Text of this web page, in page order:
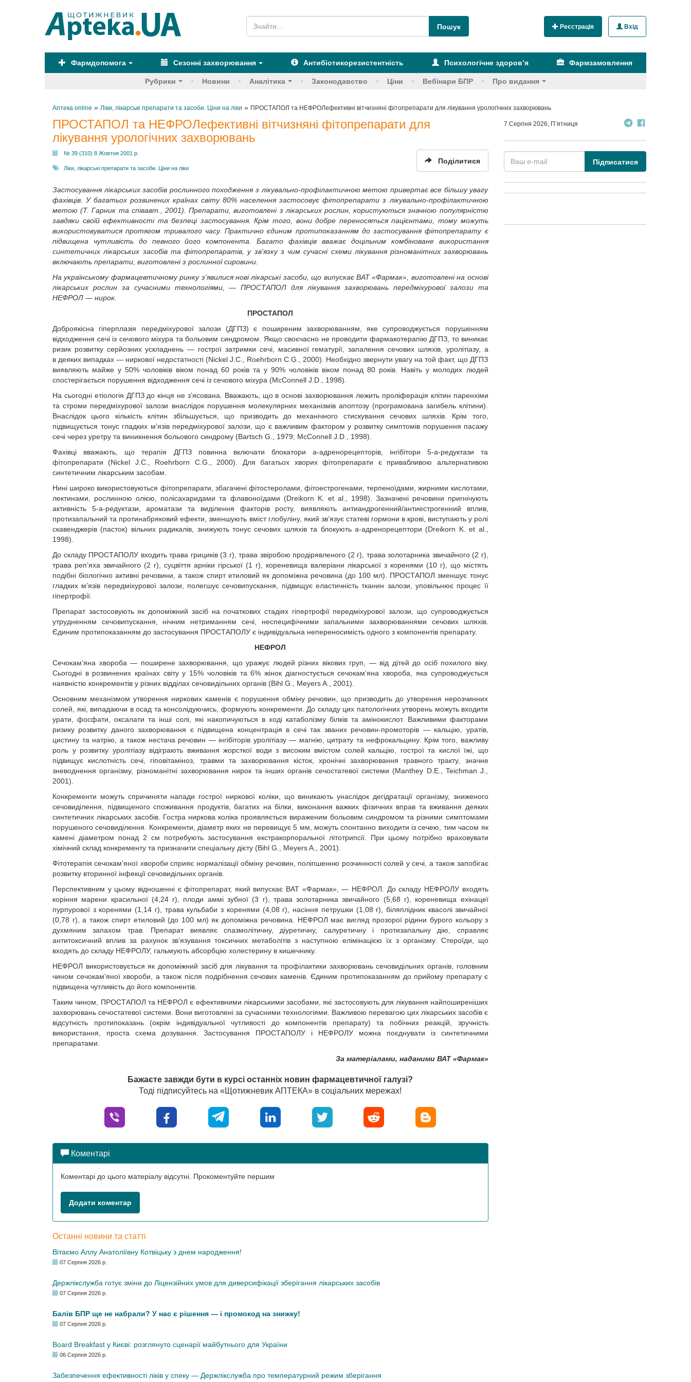
Реєстрація Вхід
Фармдопомога Сезонні захворювання Антибіотикорезистентність Психологічне здоров’я Фармзамовлення
Рубрики Новини Аналітика Законодавство Ціни Вебінари БПР Про видання
Аптека online » Ліки, лікарські препарати та засоби. Ціни на ліки » ПРОСТАПОЛ та НЕФРОЛефективні вітчизняні фітопрепарати для лікування урологічних захворювань
ПРОСТАПОЛ та НЕФРОЛефективні вітчизняні фітопрепарати для
лікування урологічних захворювань
№ 39 (310) 8 Жовтня 2001 р.
Ліки, лікарські препарати та засоби. Ціни на ліки
Поділитися
Застосування лікарських засобів рослинного походження з лікувально-профілактичною метою привертає все більшу увагу
фахівців. У багатьох розвинених країнах світу 80% населення застосовує фітопрепарати з лікувально-профілактичною
метою (Т. Гарник та співавт., 2001). Препарати, виготовлені з лікарських рослин, користуються значною популярністю
завдяки своїй ефективності та безпеці застосування. Крім того, вони добре переносяться пацієнтами, тому можуть
використовуватися протягом тривалого часу. Практично єдиним протипоказанням до застосування фітопрепарату є
підвищена чутливість до певного його компонента. Багато фахівців вважає доцільним комбіноване використання
синтетичних лікарських засобів та фітопрепаратів, у зв’язку з чим сучасні схеми лікування різноманітних захворювань
включають препарати, виготовлені з рослинної сировини.
На українському фармацевтичному ринку з’явилися нові лікарські засоби, що випускає ВАТ «Фармак», виготовлені на основі
лікарських рослин за сучасними технологіями, — ПРОСТАПОЛ для лікування захворювань передміхурової залози та
НЕФРОЛ — нирок.
ПРОСТАПОЛ
Доброякісна гіперплазія передміхурової залози (ДГПЗ) є поширеним захворюванням, яке супроводжується порушенням
відходження сечі із сечового міхура та больовим синдромом. Якщо своєчасно не проводити фармакотерапію ДГПЗ, то виникає
ризик розвитку серйозних ускладнень — гострої затримки сечі, масивної гематурії, запалення сечових шляхів, уролітіазу, а
в деяких випадках — ниркової недостатності (Nickel J.C., Roehrborn C.G., 2000). Необхідно звернути увагу на той факт, що ДГПЗ
виявляють майже у 50% чоловіків віком понад 60 років та у 90% чоловіків віком понад 80 років. Навіть у молодих людей
спостерігається порушення відходження сечі із сечового міхура (McConnell J.D., 1998).
На сьогодні етіологія ДГПЗ до кінця не з’ясована. Вважають, що в основі захворювання лежить проліферація клітин паренхіми
та строми передміхурової залози внаслідок порушення молекулярних механізмів апоптозу (програмована загибель клітини).
Внаслідок цього кількість клітин збільшується, що призводить до механічного стискування сечових шляхів. Крім того,
підвищується тонус гладких м’язів передміхурової залози, що є важливим фактором у розвитку симптомів порушення пасажу
сечі через уретру та виникнення больового синдрому (Bartsch G., 1979; McConnell J.D., 1998).
Фахівці вважають, що терапія ДГПЗ повинна включати блокатори a-адренорецепторів, інгібітори 5-a-редуктази та
фітопрепарати (Nickel J.C., Roehrborn C.G., 2000). Для багатьох хворих фітопрепарати є привабливою альтернативою
синтетичним лікарським засобам.
Нині широко використовуються фітопрепарати, збагачені фітостеролами, фітоестрогенами, терпеноїдами, жирними кислотами,
лектинами, рослинною олією, полісахаридами та флавоноїдами (Dreikorn K. et al., 1998). Зазначені речовини пригнічують
активність 5-a-редуктази, ароматази та виділення факторів росту, виявляють антиандрогенний/антиестрогенний вплив,
протизапальний та протинабряковий ефекти, зменшують вміст глобуліну, який зв’язує статеві гормони в крові, виступають у ролі
скавенджерів (пасток) вільних радикалів, знижують тонус сечових шляхів та блокують a-адренорецептори (Dreikorn K. et al.,
1998).
До складу ПРОСТАПОЛУ входить трава грициків (3 г), трава звіробою продірявленого (2 г), трава золотарника звичайного (2 г),
трава реп’яха звичайного (2 г), суцвіття арніки гірської (1 г), кореневища валеріани лікарської з коренями (10 г), що містять
подібні біологічно активні речовини, а також спирт етиловий як допоміжна речовина (до 100 мл). ПРОСТАПОЛ зменшує тонус
гладких м’язів передміхурової залози, полегшує сечовипускання, підвищує еластичність тканин залози, уповільнює процес її
гіпертрофії.
Препарат застосовують як допоміжний засіб на початкових стадіях гіпертрофії передміхурової залози, що супроводжується
утрудненням сечовипускання, нічним нетриманням сечі, неспецифічними запальними захворюваннями сечових шляхів.
Єдиним протипоказанням до застосування ПРОСТАПОЛУ є індивідуальна непереносимість одного з компонентів препарату.
НЕФРОЛ
Сечокам’яна хвороба — поширене захворювання, що уражує людей різних вікових груп, — від дітей до осіб похилого віку.
Сьогодні в розвинених країнах світу у 15% чоловіків та 6% жінок діагностується сечокам’яна хвороба, яка супроводжується
наявністю конкрементів у різних відділах сечовидільних органів (Bihl G., Meyers A., 2001).
Основним механізмом утворення ниркових каменів є порушення обміну речовин, що призводить до утворення нерозчинних
солей, які, випадаючи в осад та консолідуючись, формують конкременти. До складу цих патологічних утворень можуть входити
урати, фосфати, оксалати та інші солі, які накопичуються в ході катаболізму білків та амінокислот. Важливими факторами
ризику розвитку даного захворювання є підвищена концентрація в сечі так званих речовин-промоторів — кальцію, уратів,
цистину та натрію, а також нестача речовин — інгібіторів уролітіазу — магнію, цитрату та нефрокальцину. Крім того, важливу
роль у розвитку уролітіазу відіграють вживання жорсткої води з високим вмістом солей кальцію, гострої та кислої їжі, що
підвищує кислотність сечі, гіповітаміноз, травми та захворювання кісток, хронічні захворювання травного тракту, значне
зневоднення організму, різноманітні захворювання нирок та інших органів сечостатевої системи (Manthey D.E., Teichman J.,
2001).
Конкременти можуть спричиняти напади гострої ниркової коліки, що виникають унаслідок дегідратації організму, зниженого
сечовиділення, підвищеного споживання продуктів, багатих на білки, виконання важких фізичних вправ та вживання деяких
синтетичних лікарських засобів. Гостра ниркова коліка проявляється вираженим больовим синдромом та різними симптомами
порушеного сечовиділення. Конкременти, діаметр яких не перевищує 5 мм, можуть спонтанно виходити із сечею, тим часом як
камені діаметром понад 2 см потребують застосування екстракорпоральної літотрипсії. При цьому потрібно враховувати
хімічний склад конкременту та призначити спеціальну дієту (Bihl G., Meyers A., 2001).
Фітотерапія сечокам’яної хвороби сприяє нормалізації обміну речовин, поліпшенню розчинності солей у сечі, а також запобігає
розвитку вторинної інфекції сечовидільних органів.
Перспективним у цьому відношенні є фітопрепарат, який випускає ВАТ «Фармак», — НЕФРОЛ. До складу НЕФРОЛУ входять
коріння марени красильної (4,24 г), плоди аммі зубної (3 г), трава золотарника звичайного (5,68 г), кореневища ехінацеї
пурпурової з коренями (1,14 г), трава кульбаби з коренями (4,08 г), насіння петрушки (1,08 г), біляплідник квасолі звичайної
(0,78 г), а також спирт етиловий (до 100 мл) як допоміжна речовина. НЕФРОЛ має вигляд прозорої рідини бурого кольору з
духмяним запахом трав. Препарат виявляє спазмолітичну, діуретичну, салуретичну і протизапальну дію, справляє
антитоксичний вплив за рахунок зв’язування токсичних метаболітів з наступною елімінацією їх з організму. Стероїди, що
входять до складу НЕФРОЛУ, гальмують абсорбцію холестерину в кишечнику.
НЕФРОЛ використовується як допоміжний засіб для лікування та профілактики захворювань сечовидільних органів, головним
чином сечокам’яної хвороби, а також після подрібнення сечових каменів. Єдиним протипоказанням до прийому препарату є
підвищена чутливість до його компонентів.
Таким чином, ПРОСТАПОЛ та НЕФРОЛ є ефективними лікарськими засобами, які застосовують для лікування найпоширеніших
захворювань сечостатевої системи. Вони виготовлені за сучасними технологіями. Важливою перевагою цих лікарських засобів є
відсутність протипоказань (окрім індивідуальної чутливості до компонентів препарату) та побічних реакцій, зручність
використання, проста схема дозування. Застосування ПРОСТАПОЛУ і НЕФРОЛУ можна поєднувати із синтетичними
препаратами.
За матеріалами, наданими ВАТ «Фармак»
Бажаєте завжди бути в курсі останніх новин фармацевтичної галузі?
Тоді підписуйтесь на «Щотижневик АПТЕКА» в соціальних мережах!
Коментарі
Коментарі до цього матеріалу відсутні. Прокоментуйте першим
Додати коментар
Останні новини та статті
Вітаємо Аллу Анатоліївну Котвіцьку з днем народження!
07 Серпня 2026 р.
Держлікслужба готує зміни до Ліцензійних умов для диверсифікації зберігання лікарських засобів
07 Серпня 2026 р.
Балів БПР ще не набрали? У нас є рішення — і промокод на знижку!
07 Серпня 2026 р.
Board Breakfast у Києві: розглянуто сценарії майбутнього для України
06 Серпня 2026 р.
Забезпечення ефективності ліків у спеку — Держлікслужба про температурний режим зберігання
7 Серпня 2026, П’ятниця
Підписатися